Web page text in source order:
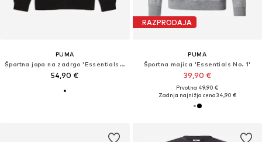
PUMA
Športna jopa na zadrgo 'Essentials No. 1'
54,90 €
RAZPRODAJA
PUMA
Športna majica 'Essentials No. 1'
39,90 €
Prvotno: 49,90 €
Zadnja najnižja cena34,90 €